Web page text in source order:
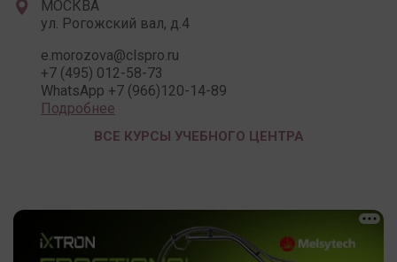
МОСКВА
ул. Рогожский вал, д.4
e.morozova@clspro.ru
+7 (495) 012-58-73
WhatsApp +7 (966)120-14-89
Подробнее
ВСЕ КУРСЫ УЧЕБНОГО ЦЕНТРА